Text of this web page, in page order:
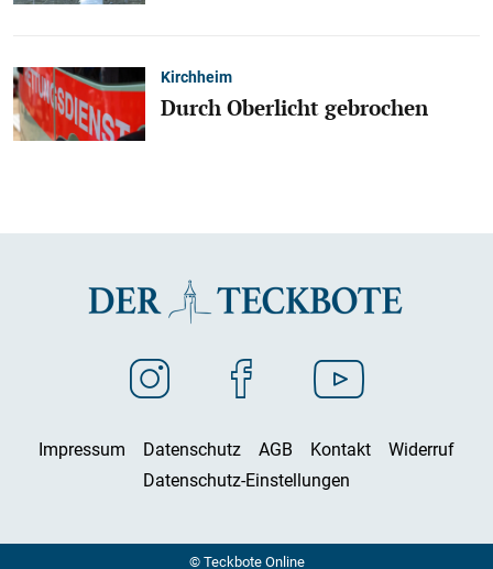
Kirchheim
Durch Oberlicht gebrochen
Impressum Datenschutz AGB Kontakt
Widerruf
Datenschutz-Einstellungen
© Teckbote Online